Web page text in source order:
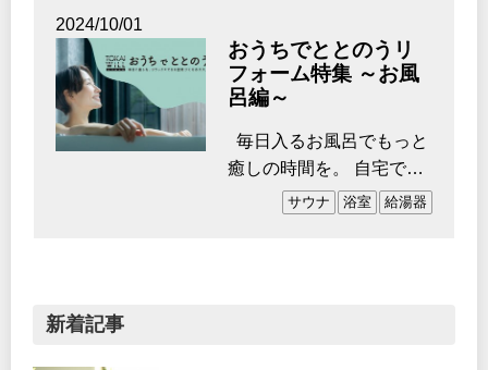
2024/10/01
おうちでととのうリ
フォーム特集 ～お風
呂編～
毎日入るお風呂でもっと
癒しの時間を。 自宅で叶
う高級スパのようなサウ
サウナ 浴室 給湯器
新着記事